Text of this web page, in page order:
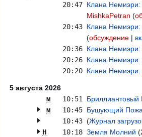
20:47 Клана Немиэри:
MishkaPetran
20:43 Клана Немиэри:
обсуждение
20:36 Клана Немиэри:
20:26 Клана
20:20 Клана Немиэри:
5 августа 2026
м 10:51
м 10:45 Бушующий
10:43 (Журнал
Н 10:18 Земля Молний